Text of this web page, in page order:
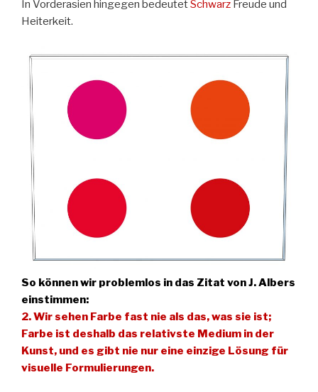
In Vorderasien hingegen bedeutetSchwarz Freude und
Heiterkeit.
So können wir problemlos in das Zitat von J. Albers
einstimmen:
2. Wir sehen Farbe fast nie als das, was sie ist;
Farbe ist deshalb das relativste Medium in der
Kunst, und es gibt nie nur eine einzige Lösung für
visuelle Formulierungen.